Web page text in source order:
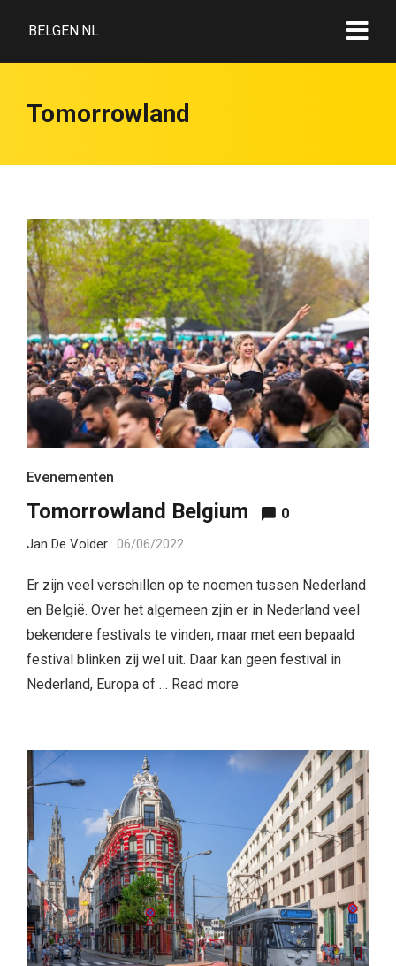
BELGEN.NL
Tomorrowland
Evenementen
Tomorrowland Belgium 0
Jan De Volder 06/06/2022
Er zijn veel verschillen op te noemen tussen Nederland
en België. Over het algemeen zjin er in Nederland veel
bekendere festivals te vinden, maar met een bepaald
festival blinken zij wel uit. Daar kan geen festival in
Nederland, Europa of … Read more